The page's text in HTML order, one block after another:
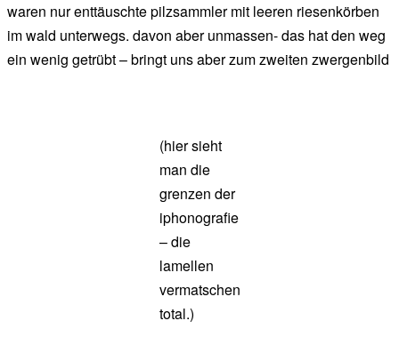
waren nur enttäuschte pilzsammler mit leeren riesenkörben
im wald unterwegs. davon aber unmassen- das hat den weg
ein wenig getrübt – bringt uns aber zum zweiten zwergenbild
(hier sieht
man die
grenzen der
iphonografie
– die
lamellen
vermatschen
total.)